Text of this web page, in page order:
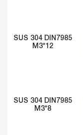
SUS 304 DIN7985
M3*12
SUS 304 DIN7985
M3*8